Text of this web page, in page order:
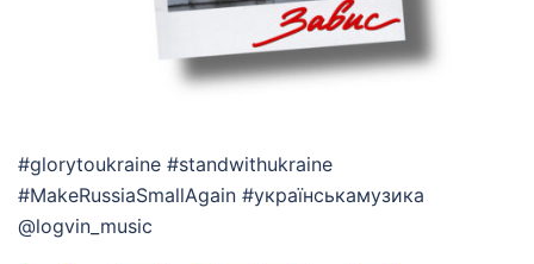
#glorytoukraine #standwithukraine
#MakeRussiaSmallAgain #українськамузика
@logvin_music